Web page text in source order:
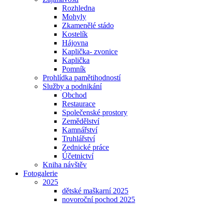
Rozhledna
Mohyly
Zkamenělé stádo
Kostelík
Hájovna
Kaplička- zvonice
Kaplička
Pomník
Prohlídka pamětihodností
Služby a podnikání
Obchod
Restaurace
Společenské prostory
Zemědělství
Kamnářství
Truhlářství
Zednické práce
Účetnictví
Kniha návštěv
Fotogalerie
2025
dětské maškarní 2025
novoroční pochod 2025